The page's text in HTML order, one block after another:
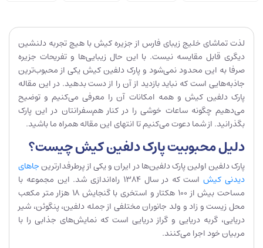
لذت تماشای خلیج زیبای فارس از جزیره کیش با هیچ تجربه دلنشین
دیگری قابل مقایسه نیست. با این حال زیبایی‌ها و تفریحات جزیره
صرفا به این محدود نمی‌شود و پارک دلفین کیش یکی از محبوب‌ترین
جاذبه‌هایی است که نباید بازدید از آن را از دست بدهید. در این مقاله
پارک دلفین کیش و همه امکانات آن را معرفی می‌کنیم و توضیح
می‌دهیم چگونه ساعات خوشی را در کنار هم‌سفرانتان در این پارک
بگذرانید. از شما دعوت می‌کنیم تا انتهای این مقاله همراه ما باشید.
دلیل محبوبیت پارک دلفین کیش چیست؟
پارک دلفین اولین پارک دلفین‌ها در ایران و یکی از پرطرفدارترینجاهای
دیدنی کیش
است که در سال 1384 راه‌اندازی شد. این مجموعه با
مساحت بیش از 100 هکتار و استخری با گنجایش 18 هزار متر مکعب
محل زیست و زاد و ولد جانوران مختلفی از جمله دلفین، پنگوئن، شیر
دریایی، گربه دریایی و گراز دریایی است که نمایش‌های جذابی را با
مربیان خود اجرا می‌کنند.